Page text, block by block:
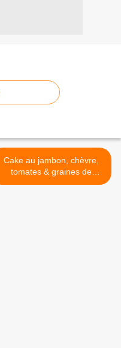
Cake au jambon, chèvre,
tomates & graines de
courge >